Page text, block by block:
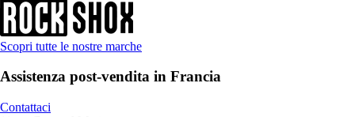
Scopri tutte le nostre marche
Assistenza post-vendita in Francia
Contattaci